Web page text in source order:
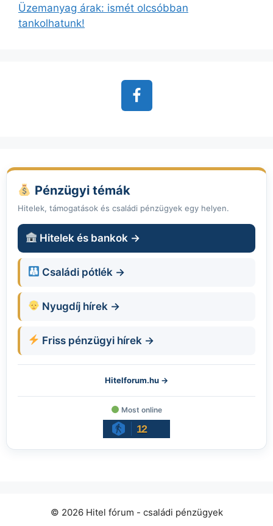
Üzemanyag árak: ismét olcsóbban
tankolhatunk!
Pénzügyi témák
Hitelek, támogatások és családi pénzügyek egy helyen.
Hitelek és bankok →
Családi pótlék →
Nyugdíj hírek →
Friss pénzügyi hírek →
Hitelforum.hu →
Most online
12
© 2026 Hitel fórum - családi pénzügyek